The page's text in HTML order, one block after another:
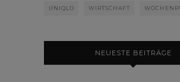
UNIQLO WIRTSCHAFT
NEUESTE BEITRÄGE